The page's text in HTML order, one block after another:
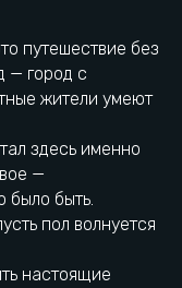
путешествие без
— город с
жители умеют
здесь именно
—
было быть.
пол волнуется
настоящие
®